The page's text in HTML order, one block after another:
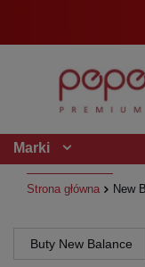
Marki
Strona główna New
Buty New Balance